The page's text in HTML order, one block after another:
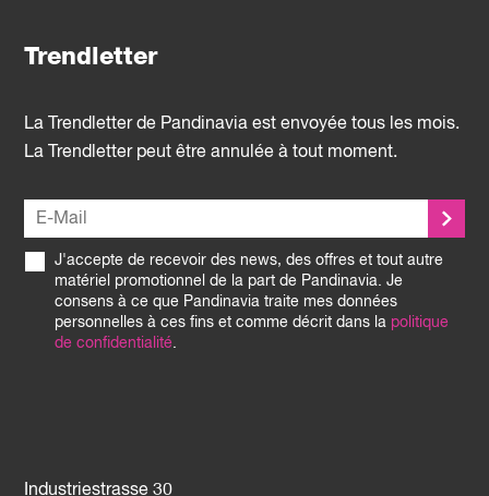
Trendletter
Industriestrasse 30
La Trendletter de Pandinavia est envoyée tous les mois.
La Trendletter peut être annulée à tout moment.
J'accepte de recevoir des news, des offres et tout autre
matériel promotionnel de la part de Pandinavia. Je
consens à ce que Pandinavia traite mes données
personnelles à ces fins et comme décrit dans la politique
de confidentialité.